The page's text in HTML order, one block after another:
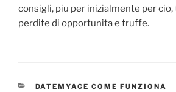
consigli, piu per inizialmente per
perdite di opportunita e truffe.
CATEGORIES
DATEMYAGE COME FUNZIONA